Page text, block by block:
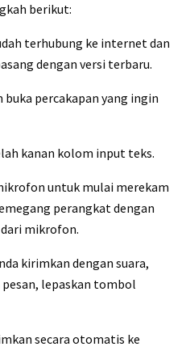
berikut:
terhubung ke internet dan
dengan versi terbaru.
buka percakapan yang ingin
kanan kolom input teks.
untuk mulai merekam
perangkat dengan
mikrofon.
kirimkan dengan suara,
lepaskan tombol
secara otomatis ke